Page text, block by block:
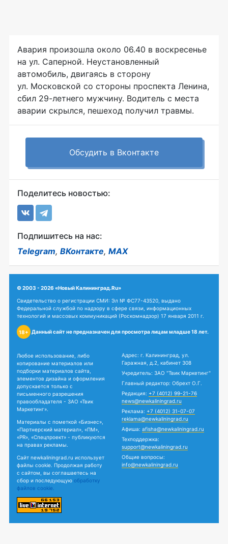
Авария произошла около 06.40 в воскресенье
на ул. Саперной. Неустановленный
автомобиль, двигаясь в сторону
ул. Московской со стороны проспекта Ленина,
сбил 29-летнего мужчину. Водитель с места
аварии скрылся, пешеход получил травмы.
Обсудить в Вконтакте
Поделитесь новостью:
Подпишитесь на нас:
Telegram, ВКонтакте, MAX
© 2003 - 2026 «Новый Калининград.Ru»
Свидетельство о регистрации СМИ: Эл № ФС77-43520, выдано
Федеральной службой по надзору в сфере связи, информационных
технологий и массовых коммуникаций (Роскомнадзор) 17 января 2011 г.
18+ Данный сайт не предназначен для просмотра лицам младше 18 лет.
Любое использование, либо
копирование материалов или
подборки материалов сайта,
элементов дизайна и оформления
допускается только с
письменного разрешения
правообладателя - ЗАО «Твик
Маркетинг».
Материалы с пометкой «Бизнес»,
«Партнерский материал», «ПМ»,
«PR», «Спецпроект» - публикуются
на правах рекламы.
Сайт newkaliningrad.ru использует
файлы cookie. Продолжая работу
с сайтом, вы соглашаетесь на
сбор и последующую обработку
файлов cookie.
Адрес: г. Калининград, ул.
Гаражная, д.2, кабинет 308
Учредитель: ЗАО "Твик Маркетинг"
Главный редактор: Обрехт О.Г.
Редакция: +7 (4012) 99-21-76
news@newkaliningrad.ru
Реклама: +7 (4012) 31-07-07
reklama@newkaliningrad.ru
Афиша: afisha@newkaliningrad.ru
Техподдержка:
support@newkaliningrad.ru
Общие вопросы:
info@newkaliningrad.ru